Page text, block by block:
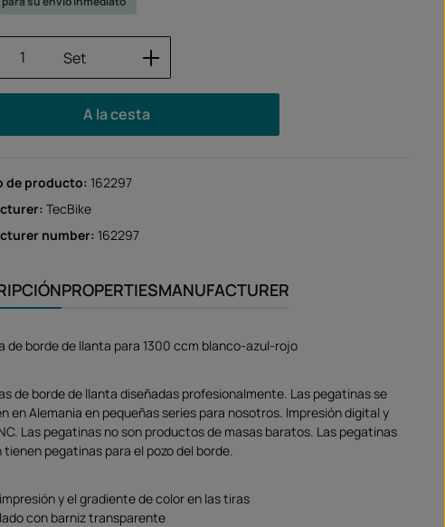
del producto: introduce la cantidad
Set
A la cesta
de producto: 162297
TecBike
number: 162297
PROPERTIESMANUFACTURER
de borde de llanta para 1300 ccm blanco-azul-rojo
de borde de llanta diseñadas profesionalmente. Las pegatinas se
en Alemania en pequeñas series para nosotros. Impresión digital y
Las pegatinas no son productos de masas baratos. Las pegatinas
pegatinas para el pozo del borde.
y el gradiente de color en las tiras
con barniz transparente